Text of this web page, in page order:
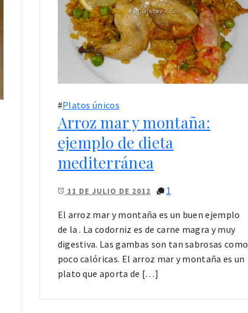
#Platos únicos
Arroz mar y montaña:
ejemplo de dieta
mediterránea
11 DE JULIO DE 2012 1
El arroz mar y montaña es un buen ejemplo
de la . La codorniz es de carne magra y muy
digestiva. Las gambas son tan sabrosas como
poco calóricas. El arroz mar y montaña es un
plato que aporta de […]